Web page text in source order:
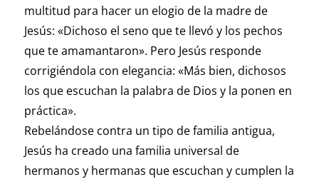
multitud para hacer un elogio de la madre de
Jesús: «Dichoso el seno que te llevó y los pechos
que te amamantaron». Pero Jesús responde
corrigiéndola con elegancia: «Más bien, dichosos
los que escuchan la palabra de Dios y la ponen en
práctica».
Rebelándose contra un tipo de familia antigua,
Jesús ha creado una familia universal de
hermanos y hermanas que escuchan y cumplen la